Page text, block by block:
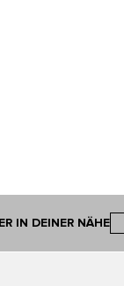
IN DEINER NÄHE